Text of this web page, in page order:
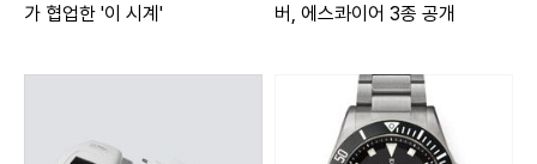
가 협업한 '이 시계'
버, 에스콰이어 3종 공개